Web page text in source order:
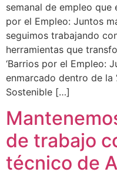
semanal de empleo que
por el Empleo: Juntos
seguimos trabajando
herramientas que
‘Barrios por el Empleo:
enmarcado dentro de la
Sostenible […]
de trabajo
técnico de